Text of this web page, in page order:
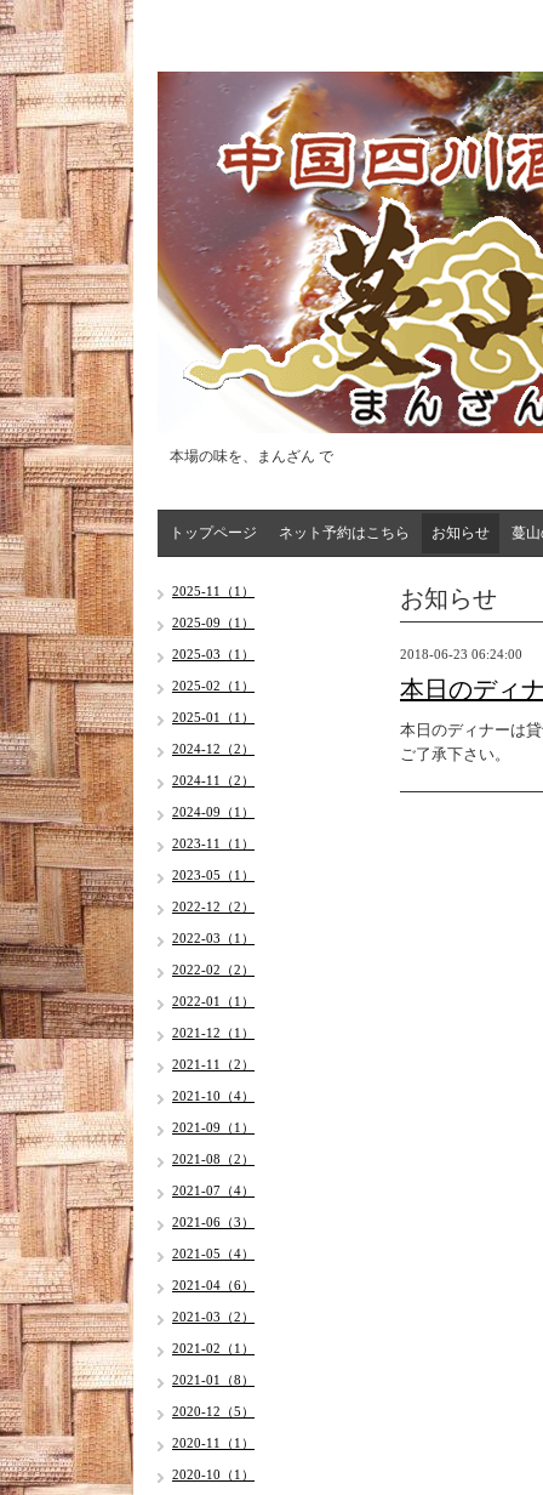
本場の味を、まんざん で
トップページ ネット予約はこちら お知らせ 蔓
お知らせ
2018-06-23 06:24:00
本日のディ
本日のディナーは
ご了承下さい。
2025-11（1）
2025-09（1）
2025-03（1）
2025-02（1）
2025-01（1）
2024-12（2）
2024-11（2）
2024-09（1）
2023-11（1）
2023-05（1）
2022-12（2）
2022-03（1）
2022-02（2）
2022-01（1）
2021-12（1）
2021-11（2）
2021-10（4）
2021-09（1）
2021-08（2）
2021-07（4）
2021-06（3）
2021-05（4）
2021-04（6）
2021-03（2）
2021-02（1）
2021-01（8）
2020-12（5）
2020-11（1）
2020-10（1）